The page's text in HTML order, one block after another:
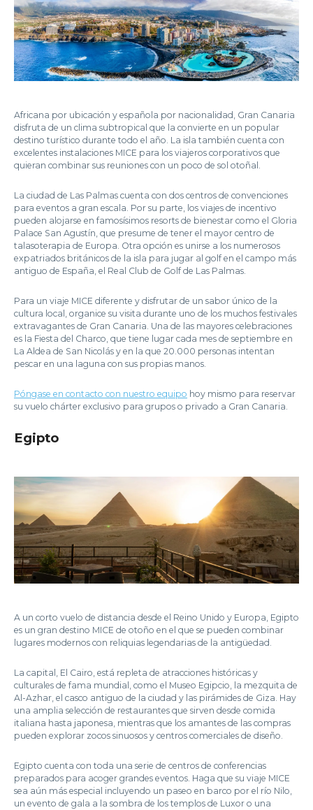
Africana por ubicación y española por nacionalidad, Gran Canaria
disfruta de un clima subtropical que la convierte en un popular
destino turístico durante todo el año. La isla también cuenta con
excelentes instalaciones MICE para los viajeros corporativos que
quieran combinar sus reuniones con un poco de sol otoñal.
La ciudad de Las Palmas cuenta con dos centros de convenciones
para eventos a gran escala. Por su parte, los viajes de incentivo
pueden alojarse en famosísimos resorts de bienestar como el Gloria
Palace San Agustín, que presume de tener el mayor centro de
talasoterapia de Europa. Otra opción es unirse a los numerosos
expatriados británicos de la isla para jugar al golf en el campo más
antiguo de España, el Real Club de Golf de Las Palmas.
Para un viaje MICE diferente y disfrutar de un sabor único de la
cultura local, organice su visita durante uno de los muchos festivales
extravagantes de Gran Canaria. Una de las mayores celebraciones
es la Fiesta del Charco, que tiene lugar cada mes de septiembre en
La Aldea de San Nicolás y en la que 20.000 personas intentan
pescar en una laguna con sus propias manos.
Póngase en contacto con nuestro equipo hoy mismo para reservar
su vuelo chárter exclusivo para grupos o privado a Gran Canaria.
Egipto
A un corto vuelo de distancia desde el Reino Unido y Europa, Egipto
es un gran destino MICE de otoño en el que se pueden combinar
lugares modernos con reliquias legendarias de la antigüedad.
La capital, El Cairo, está repleta de atracciones históricas y
culturales de fama mundial, como el Museo Egipcio, la mezquita de
Al-Azhar, el casco antiguo de la ciudad y las pirámides de Giza. Hay
una amplia selección de restaurantes que sirven desde comida
italiana hasta japonesa, mientras que los amantes de las compras
pueden explorar zocos sinuosos y centros comerciales de diseño.
Egipto cuenta con toda una serie de centros de conferencias
preparados para acoger grandes eventos. Haga que su viaje MICE
sea aún más especial incluyendo un paseo en barco por el río Nilo,
un evento de gala a la sombra de los templos de Luxor o una